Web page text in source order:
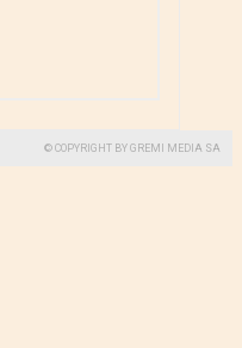
© COPYRIGHT BY GREMI MEDIA SA